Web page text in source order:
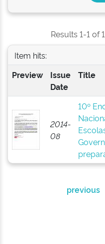
Results 1-1 of
Item hits:
Preview
Issue
Date
Title
2014-
08
10º
previous